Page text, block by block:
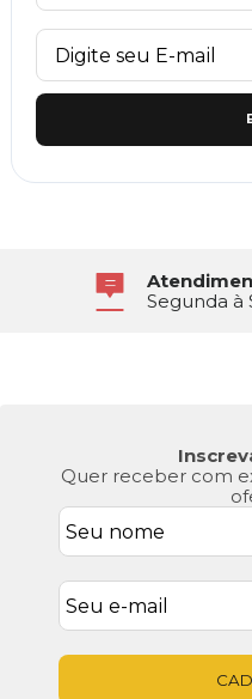
Segunda à
Quer receber com